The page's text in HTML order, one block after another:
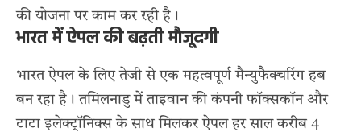
की योजना पर काम कर रही है।
भारत में ऐपल की बढ़ती मौजूदगी
भारत ऐपल के लिए तेजी से एक महत्वपूर्ण मैन्युफैक्चरिंग हब
बन रहा है। तमिलनाडु में ताइवान की कंपनी फॉक्सकॉन और
टाटा इलेक्ट्रॉनिक्स के साथ मिलकर ऐपल हर साल करीब 4